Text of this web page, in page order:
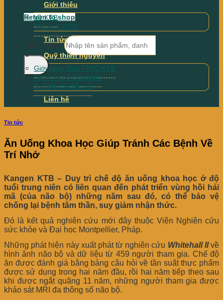
Return to shop
Search for:
Giới thiệu
Về KTB
Thư ngõ CEO
Tin tức
Quỹ thiện nguyện
Giới thiệu Quỹ TTKC KTB
Tầm nhìn & Sứ mệnh
Sự kiện đã diễn ra
Liên hệ
Tin tức
Ăn Uống Khoa Học Giúp Tránh Các Bệnh Về
Trí Nhớ
Kangen KTB – Duy trì chế độ ăn uống khoa học ở độ
tuổi trung niên có liên quan đến phát triển vùng hồi hải
mã (của não bộ) những năm sau đó, có thể bảo vệ
chống lại bệnh tâm thần, suy giảm nhận thức.
Đó là kết quả nghiên cứu mới đây thuộc Viện Nghiên cứu
sức khỏe và Đại học Montpellier, Pháp.
Những phát hiện này xuất phát từ nghiên cứu Whitehall II về
hình ảnh não bộ và dữ liệu từ 459 người tham gia. Chế độ
ăn được đánh giá bằng bảng câu hỏi về tần suất thực phẩm
được sử dụng trong hai năm đầu, rồi hai năm tiếp theo sau
khi được ngắt quãng 11 năm, những người tham gia được
khảo sát MRI đa thông số não bộ.